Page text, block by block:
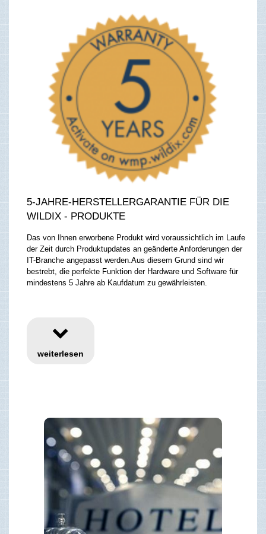
5-JAHRE-HERSTELLERGARANTIE FÜR DIE
WILDIX - PRODUKTE
Das von Ihnen erworbene Produkt wird voraussichtlich im Laufe
der Zeit durch Produktupdates an geänderte Anforderungen der
IT-Branche angepasst werden.Aus diesem Grund sind wir
bestrebt, die perfekte Funktion der Hardware und Software für
mindestens 5 Jahre ab Kaufdatum zu gewährleisten.
weiterlesen